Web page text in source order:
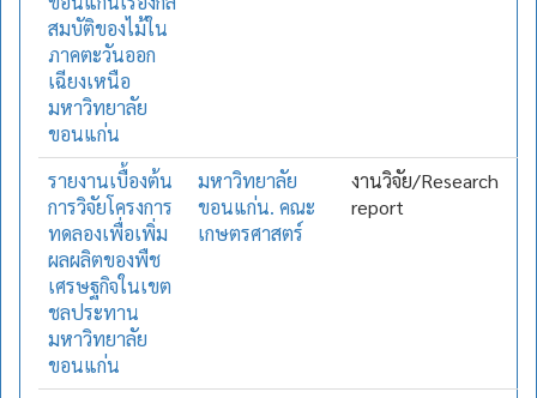
สมบัติของไม้ใน
ภาคตะวันออก
เฉียงเหนือ
มหาวิทยาลัย
ขอนแก่น
รายงานเบื้องต้น
การวิจัยโครงการ
ทดลองเพื่อเพิ่ม
ผลผลิตของพืช
เศรษฐกิจในเขต
ชลประทาน
มหาวิทยาลัย
ขอนแก่น
มหาวิทยาลัย
ขอนแก่น. คณะ
เกษตรศาสตร์
งานวิจัย/Research
report